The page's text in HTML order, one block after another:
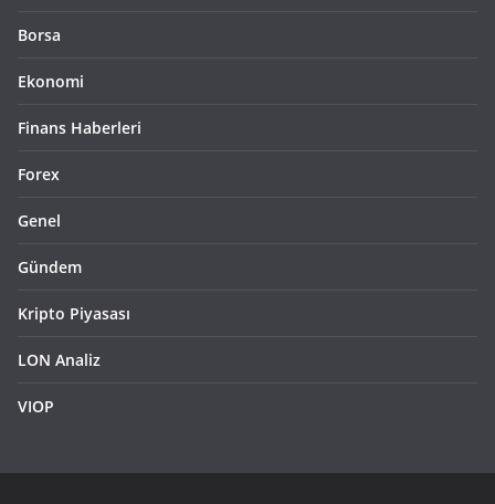
Borsa
Ekonomi
Finans Haberleri
Forex
Genel
Gündem
Kripto Piyasası
LON Analiz
VIOP